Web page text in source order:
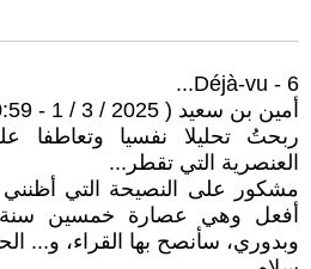
6 - Déjà-vu...
أمين بن سعيد ( 2025 / 3 / 1 - 00:59 )
ربحتُ تحليلا نفسيا وتعاطفا
العنصرية التي تقطر...
مشكور على النصيحة التي
أفعل وهي عصارة خمسين
وبدوري، سأنصح بها القراء، و...